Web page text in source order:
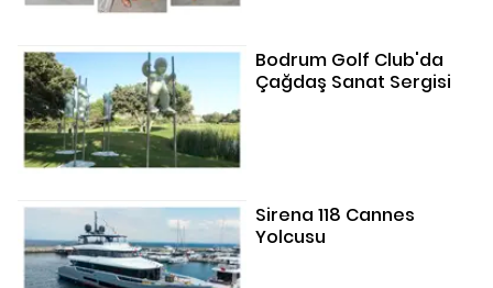
Bodrum Golf Club'da
Çağdaş Sanat Sergisi
Sirena 118 Cannes
Yolcusu